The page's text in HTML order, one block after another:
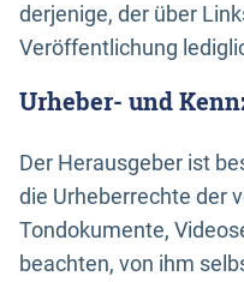
derjenige, der über
Veröffentlichung
Urheber- und
Der Herausgeber ist
die Urheberrechte der
Tondokumente,
beachten, von ihm